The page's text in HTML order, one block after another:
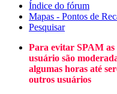
Índice do fórum
Mapas - Pontos de
Pesquisar
Para evitar SPAM as
usuário são
algumas horas até
outros usuários